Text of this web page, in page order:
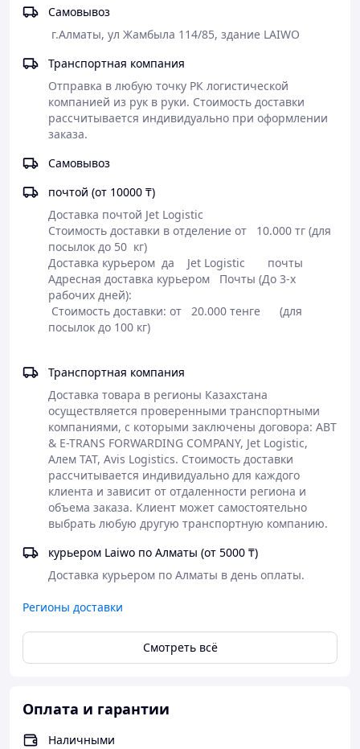
Оперативная память:
Процессор:ARM Cortex-A73 Quad-Core
Графический процессор:
Поддержка установкиOPS-компьютера
Windows(опционально)
Экран и сенсор
LED LCD дисплей класса A
воздушного зазора между стеклом и матрицей
естественного письма.
Закалённое защитное стеклоMohs 7H.
Двустороннее антибликовое покрытие
Высокоточная инфракрасная сенсорная
технология с точностью±1 мм
Автоматическая регулировка яркости в
зависимости от освещения помещения.
USB 2.0 ×1
USB 3.0 ×1
HDMI ×1
USB Type-C ×1 (только функция зарядки)
Поддерживается автоматическое переключение USB
между источниками сигнала.
Wi-Fi
ПоддержкаWi-Fi 6
Беспроводная передача изображения по сети
5G
2 × 15 Вт
Самовывоз
г.Алматы, ул Жамбыла 114/85, здание LAIWO
Транспортная компания
Отправка в любую точку РК логистической
компанией из рук в руки. Стоимость доставки
рассчитывается индивидуально при оформлении
заказа.
Самовывоз
почтой (от 10000 ₸)
Доставка почтой Jet Logistic
Стоимость доставки в отделение от   10.000 тг (для
посылок до 50  кг)
Доставка курьером  да    Jet Logistic       почты
Адресная доставка курьером   Почты (До 3-х
рабочих дней):
Стоимость доставки: от   20.000 тенге      (для
Транспортная компания
Доставка товара в регионы Казахстана
осуществляется проверенными транспортными
компаниями, с которыми заключены договора: ABT
& E-TRANS FORWARDING COMPANY, Jet Logistic,
Алем ТАТ, Avis Logistics. Стоимость доставки
рассчитывается индивидуально для каждого
клиента и зависит от отдаленности региона и
объема заказа. Клиент может самостоятельно
выбрать любую другую транспортную компанию.
курьером Laiwo по Алматы (от 5000 ₸)
Доставка курьером по Алматы в день оплаты.
Регионы доставки
Смотреть всё
Оплата и гарантии
Наличными